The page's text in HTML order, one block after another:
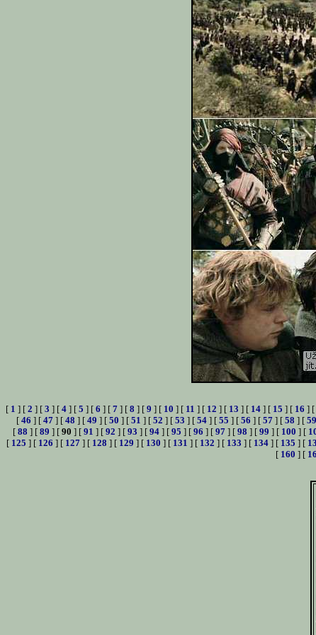
[ 1 ] [ 2 ] [ 3 ] [ 4 ] [ 5 ] [ 6 ] [ 7 ] [ 8 ] [ 9 ] [ 10 ] [ 11 ] [ 12 ] [ 13 ] [ 14 ] [ 15 ] [ 16 ] [
[ 46 ] [ 47] [ 48 ] [ 49 ] [ 50 ] [ 51 ] [ 52 ] [ 53 ] [ 54] [ 55 ] [ 56 ] [ 57] [ 58 ] [ 59
[ 88 ] [ 89 ] [ 90 ] [ 91 ] [ 92 ] [ 93 ] [ 94 ] [ 95 ] [ 96 ] [ 97 ] [ 98 ] [ 99 ] [ 100 ] [
[ 125 ] [ 126 ] [ 127] [ 128 ] [ 129 ] [ 130 ] [ 131 ] [ 132 ] [ 133 ] [ 134] [ 135 ] [
[ 160 ] [